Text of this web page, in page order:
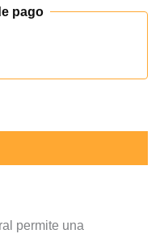
pago
permite una